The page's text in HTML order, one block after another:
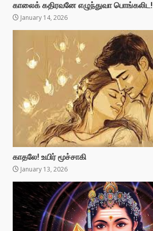
காலைக் கதிரவனே எழுந்துவா பொங்கலிட!
January 14, 2026
காதலே! உயிர் மூச்சாகி
January 13, 2026